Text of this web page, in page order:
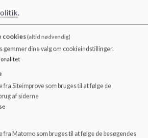
i 0.-6. årgang
af fire forældre og sidder to år ad
rul, så alle børn i løbet af
repræsenteret.
i 7.-9. årgang
af 2-4 forældre og vælges efter
det er muligt:
.
cookies(altid nødvendig)
gemmer dine valg om cookieindstillinger.
fra Siteimprove som bruges til at følge de
af siderne
fra Matomo som bruges til at følge de besøgendes